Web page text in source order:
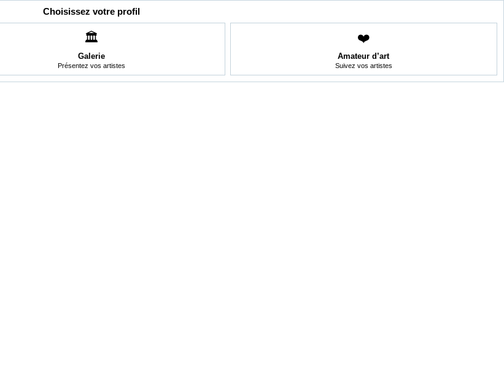
Choisissez votre profil
🏛️
Galerie
Présentez vos artistes
❤️
Amateur d’art
Suivez vos artistes